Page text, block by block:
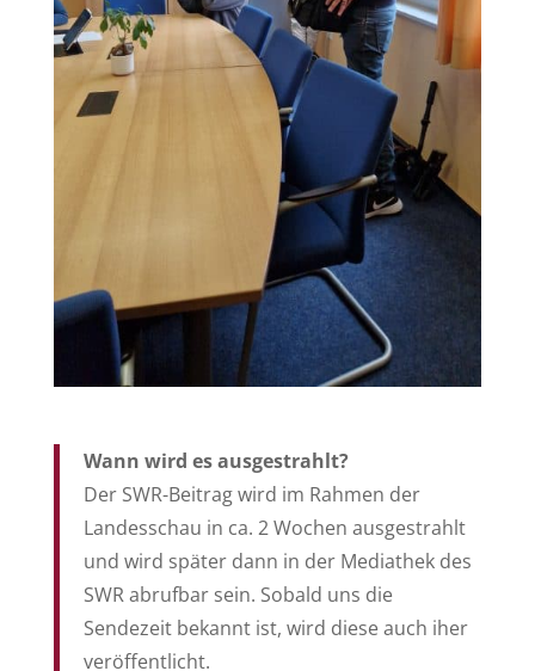
Wann wird es ausgestrahlt?
Der SWR-Beitrag wird im Rahmen der
Landesschau in ca. 2 Wochen ausgestrahlt
und wird später dann in der Mediathek des
SWR abrufbar sein. Sobald uns die
Sendezeit bekannt ist, wird diese auch iher
veröffentlicht.